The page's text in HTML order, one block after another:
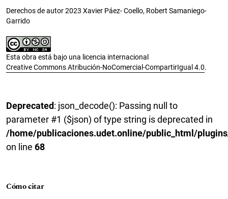
Derechos de autor 2023 Xavier Páez- Coello, Robert Samaniego-
Garrido
Esta obra está bajo una licencia internacional
Creative Commons Atribución-NoComercial-CompartirIgual 4.0.
Deprecated: json_decode(): Passing null to
parameter #1 ($json) of type string is deprecated in
/home/publicaciones.udet.online/public_html/
on line 68
Cómo citar